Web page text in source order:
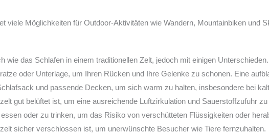
viele Möglichkeiten für Outdoor-Aktivitäten wie Wandern, Mountainbiken
wie das Schlafen in einem traditionellen Zelt, jedoch mit einigen
oder Unterlage, um Ihren Rücken und Ihre Gelenke zu schonen. Eine
und passende Decken, um sich warm zu halten, insbesondere bei
gut belüftet ist, um eine ausreichende Luftzirkulation und Sauerstoffzufuhr
oder zu trinken, um das Risiko von verschütteten Flüssigkeiten oder
sicher verschlossen ist, um unerwünschte Besucher wie Tiere fernzuhalten.